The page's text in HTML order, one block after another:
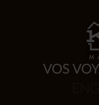
VOS